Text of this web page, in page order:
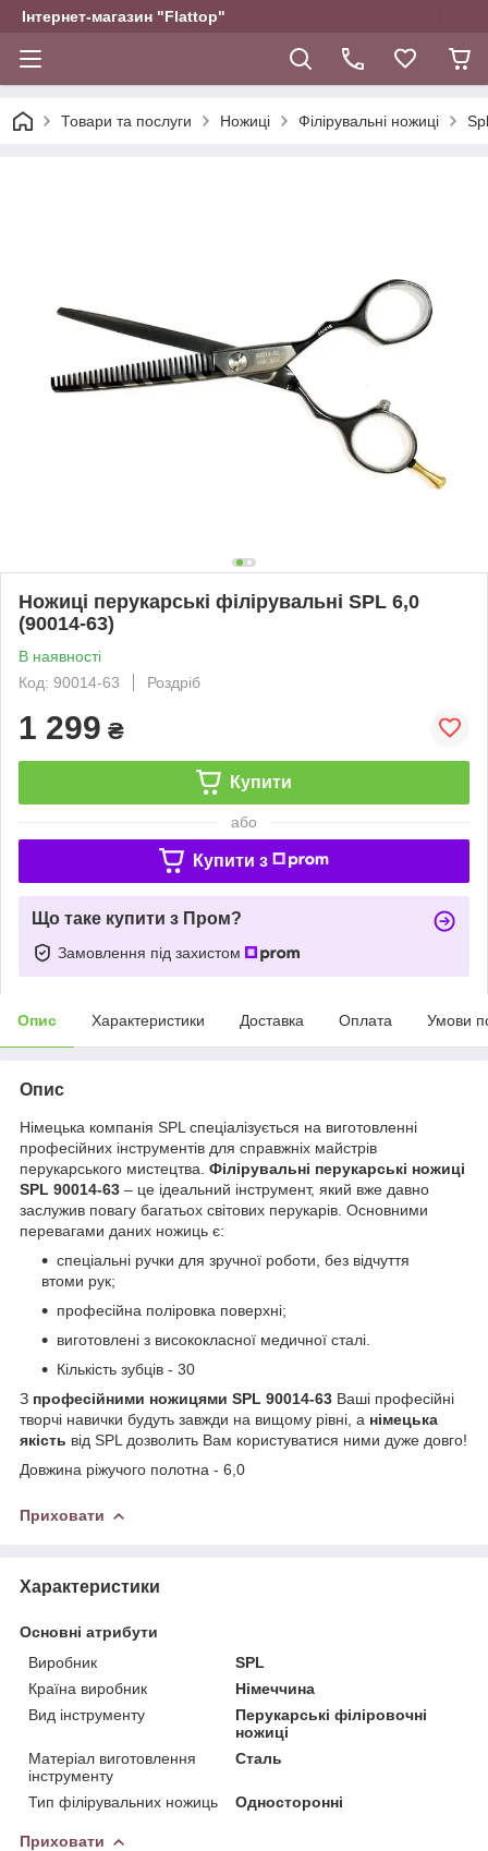
Інтернет-магазин "Flattop"
Товари та послуги Ножиці Філірувальні ножиці
Ножиці перукарські філірувальні SPL 6,0
(90014-63)
В наявності
Код: 90014-63
Роздріб
1 299 ₴
Купити
або
Купити з
Що таке купити з Пром?
Замовлення під захистом
Опис Характеристики Доставка Оплата Умови
Опис
Німецька компанія SPL спеціалізується на виготовленні
професійних інструментів для справжніх майстрів
перукарського мистецтва. Філірувальні перукарські ножиці
SPL 90014-63 – це ідеальний інструмент, який вже давно
заслужив повагу багатьох світових перукарів. Основними
перевагами даних ножиць є:
спеціальні ручки для зручної роботи, без відчуття
втоми рук;
професійна поліровка поверхні;
виготовлені з висококласної медичної сталі.
Кількість зубців - 30
З професійними ножицями SPL 90014-63 Ваші професійні
творчі навички будуть завжди на вищому рівні, а німецька
якість від SPL дозволить Вам користуватися ними дуже довго!
Довжина ріжучого полотна - 6,0
Приховати
Характеристики
Основні атрибути
Виробник
SPL
Країна виробник
Німеччина
Вид інструменту
Перукарські філіровочні
ножиці
Матеріал виготовлення
інструменту
Сталь
Тип філірувальних ножиць Односторонні
Приховати